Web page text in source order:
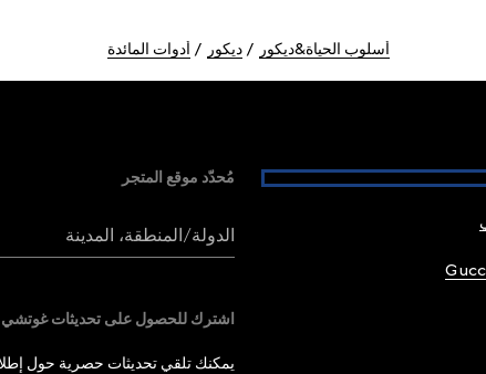
أسلوب الحياة&ديكور ديكور أدوات المائدة
مُحدّد موقع المتجر
الدولة/المنطقة، المدينة
اشترك للحصول على تحديثات غوتشي
يمكنك تلقي تحديثات حصرية حول